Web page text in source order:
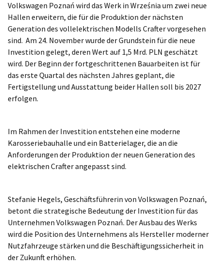
Volkswagen Poznań wird das Werk in Września um zwei neue
Hallen erweitern, die für die Produktion der nächsten
Generation des vollelektrischen Modells Crafter vorgesehen
sind. Am 24. November wurde der Grundstein für die neue
Investition gelegt, deren Wert auf 1,5 Mrd. PLN geschätzt
wird. Der Beginn der fortgeschrittenen Bauarbeiten ist für
das erste Quartal des nächsten Jahres geplant, die
Fertigstellung und Ausstattung beider Hallen soll bis 2027
erfolgen.
Im Rahmen der Investition entstehen eine moderne
Karosseriebauhalle und ein Batterielager, die an die
Anforderungen der Produktion der neuen Generation des
elektrischen Crafter angepasst sind.
Stefanie Hegels, Geschäftsführerin von Volkswagen Poznań,
betont die strategische Bedeutung der Investition für das
Unternehmen Volkswagen Poznań. Der Ausbau des Werks
wird die Position des Unternehmens als Hersteller moderner
Nutzfahrzeuge stärken und die Beschäftigungssicherheit in
der Zukunft erhöhen.